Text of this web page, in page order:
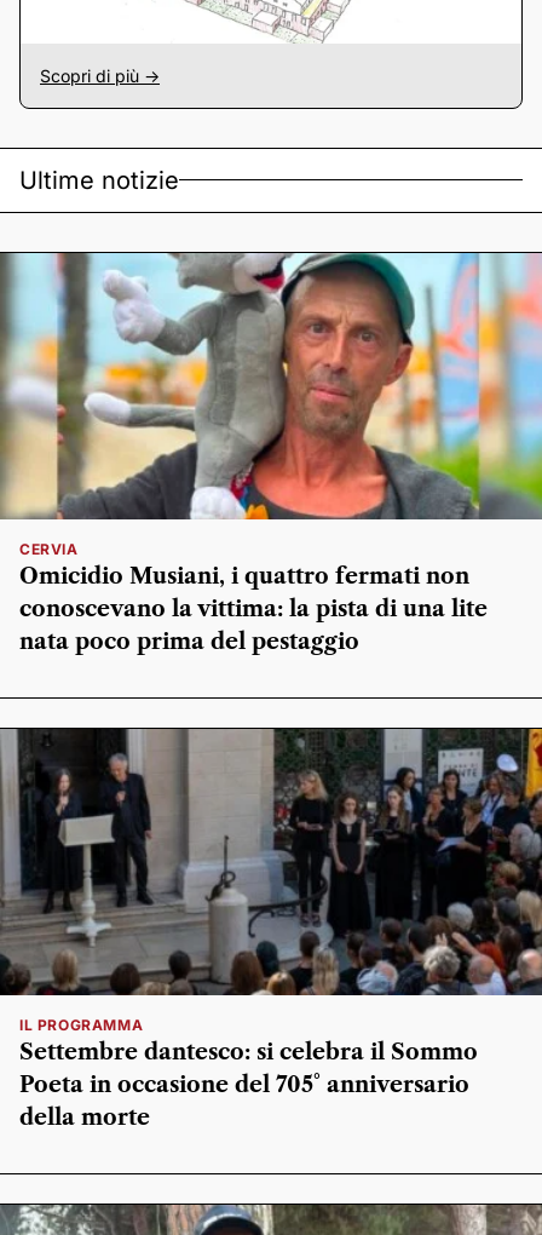
Scopri di più ->
Ultime notizie
CERVIA
Omicidio Musiani, i quattro fermati non
conoscevano la vittima: la pista di una lite
nata poco prima del pestaggio
IL PROGRAMMA
Settembre dantesco: si celebra il Sommo
Poeta in occasione del 705° anniversario
della morte